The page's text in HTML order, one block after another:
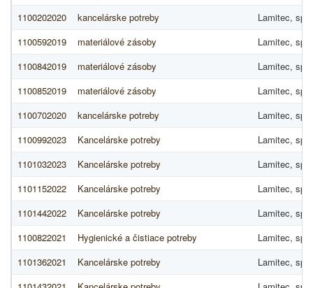
1100202020
kancelárske potreby
Lamitec,
1100592019
materiálové zásoby
Lamitec,
1100842019
materiálové zásoby
Lamitec,
1100852019
materiálové zásoby
Lamitec,
1100702020
kancelárske potreby
Lamitec,
1100992023
Kancelárske potreby
Lamitec,
1101032023
Kancelárske potreby
Lamitec,
1101152022
Kancelárske potreby
Lamitec,
1101442022
Kancelárske potreby
Lamitec,
1100822021
Hygienické a čistiace potreby
Lamitec,
1101362021
Kancelárske potreby
Lamitec,